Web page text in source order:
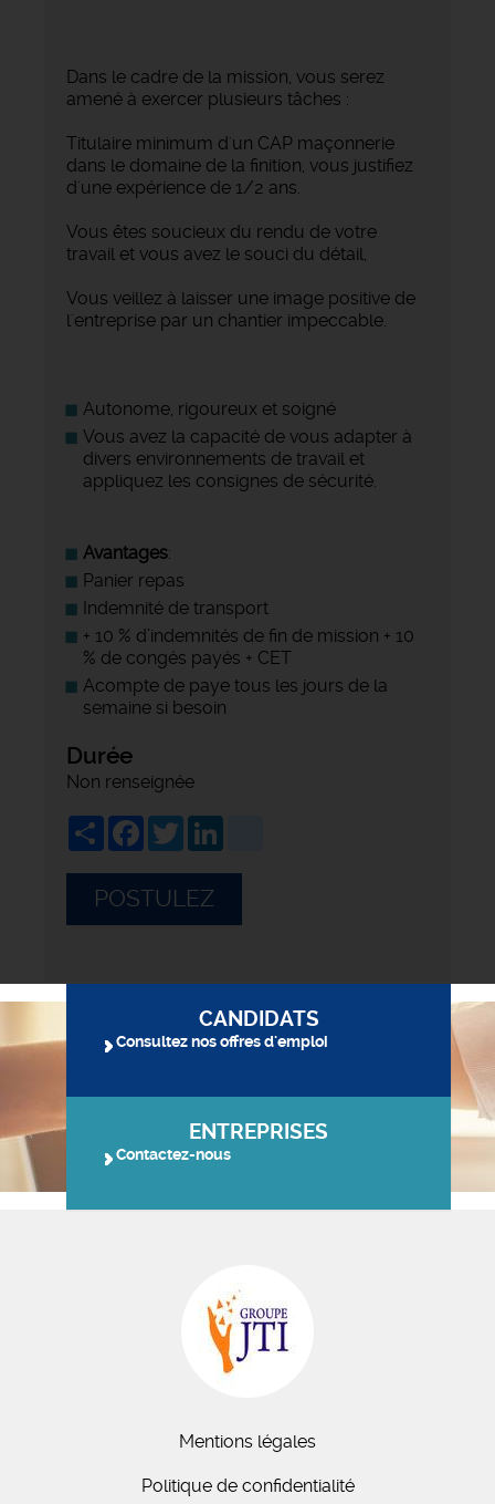
Dans le cadre de la mission, vous serez
amené à exercer plusieurs tâches :
Titulaire minimum d'un CAP maçonnerie
dans le domaine de la finition, vous justifiez
d'une expérience de 1/2 ans.
Vous êtes soucieux du rendu de votre
travail et vous avez le souci du détail,
Vous veillez à laisser une image positive de
l'entreprise par un chantier impeccable.
Autonome, rigoureux et soigné
Vous avez la capacité de vous adapter à
divers environnements de travail et
appliquez les consignes de sécurité.
Avantages:
Panier repas
Indemnité de transport
+ 10 % d’indemnités de fin de mission + 10
% de congés payés + CET
Acompte de paye tous les jours de la
semaine si besoin
Durée
Non renseignée
ShareFacebook
Twitter
POSTULEZ
CANDIDATS
Consultez nos offres d'emploi
ENTREPRISES
Contactez-nous
Mentions légales
Politique de confidentialité